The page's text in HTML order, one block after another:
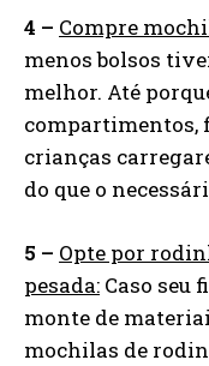
4 – Compre
menos bolsos
melhor. Até
compartimentos,
crianças
do que o
5 – Opte por
pesada: Caso seu
monte de
mochilas de